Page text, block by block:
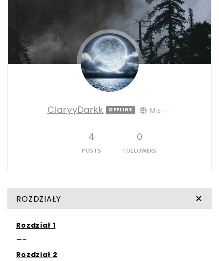
ClaryyDarkk OFFLINE Misi---
4
POSTS
0
FOLLOWERS
ROZDZIAŁY
Rozdział 1
—–
Rozdział 2